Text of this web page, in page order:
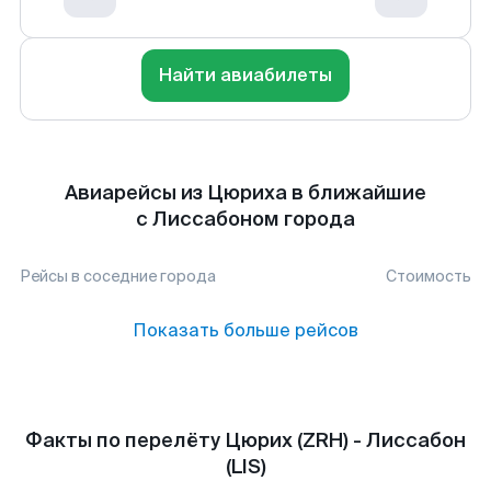
Найти авиабилеты
Авиарейсы из Цюриха в ближайшие
с Лиссабоном города
Рейсы в соседние города Стоимость
Показать больше рейсов
Факты по перелёту Цюрих (ZRH) - Лиссабон
(LIS)